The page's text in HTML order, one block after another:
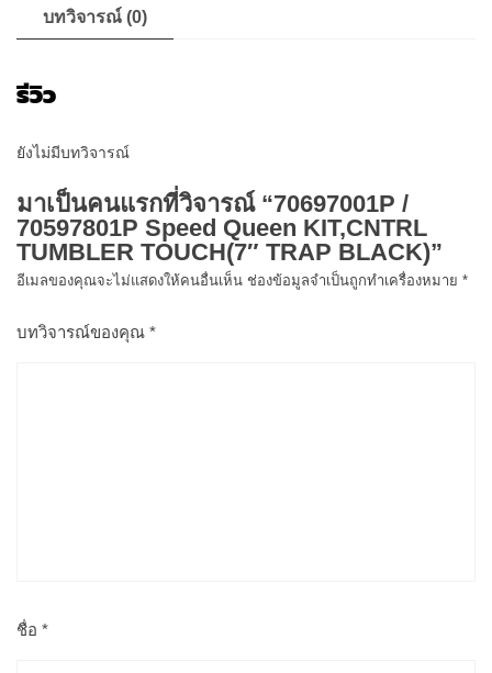
ชิ้น
บทวิจารณ์ (0)
รีวิว
ยังไม่มีบทวิจารณ์
มาเป็นคนแรกที่วิจารณ์ “70697001P /
70597801P Speed Queen KIT,CNTRL
TUMBLER TOUCH(7″ TRAP BLACK)”
อีเมลของคุณจะไม่แสดงให้คนอื่นเห็น ช่องข้อมูลจำเป็นถูกทำเครื่องหมาย *
บทวิจารณ์ของคุณ *
ชื่อ *